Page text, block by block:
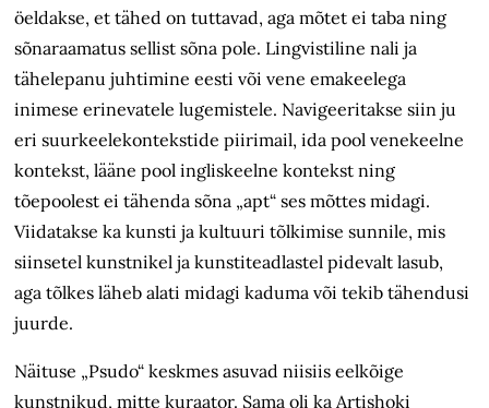
öeldakse, et tähed on tuttavad, aga mõtet ei taba ning
sõnaraamatus sellist sõna pole. Lingvistiline nali ja
tähelepanu juhtimine eesti või vene emakeelega
inimese erinevatele lugemistele. Navigeeritakse siin ju
eri suurkeelekontekstide piirimail, ida pool venekeelne
kontekst, lääne pool ingliskeelne kontekst ning
tõepoolest ei tähenda sõna „apt“ ses mõttes midagi.
Viidatakse ka kunsti ja kultuuri tõlkimise sunnile, mis
siinsetel kunstnikel ja kunstiteadlastel pidevalt lasub,
aga tõlkes läheb alati midagi kaduma või tekib tähendusi
juurde.
Näituse „Psudo“ keskmes asuvad niisiis eelkõige
kunstnikud, mitte kuraator. Sama oli ka Artishoki